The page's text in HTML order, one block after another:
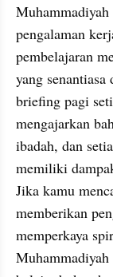
Muhammadiyah
pengalaman
pembelajaran
yang
briefing pagi
mengajarkan
ibadah, dan
memiliki
Jika kamu
memberikan
memperkaya